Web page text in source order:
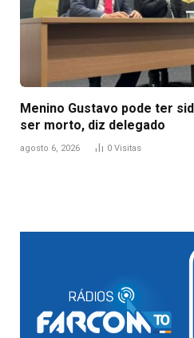
Menino Gustavo pode ter
ser morto, diz delegado
agosto 6, 2026 0 Visitas